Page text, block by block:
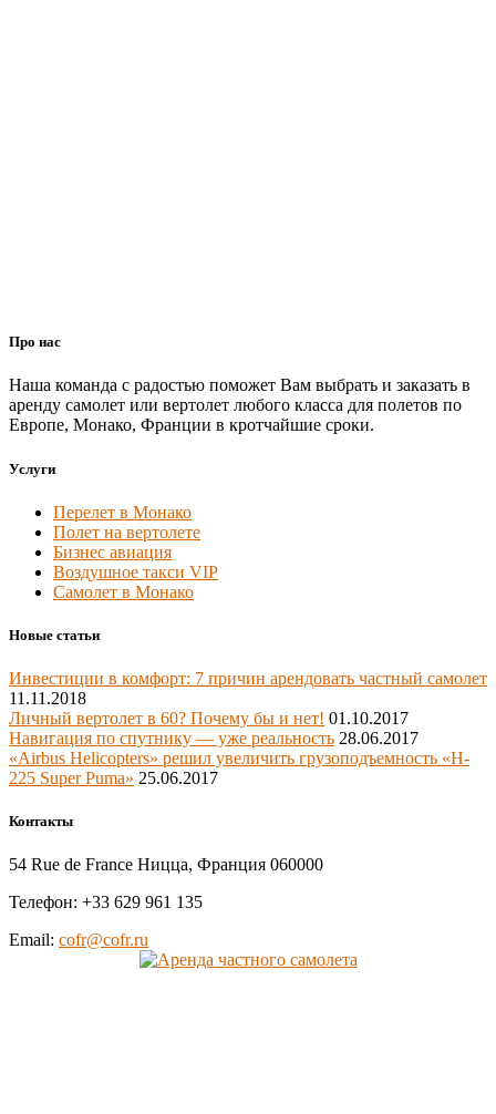
Про нас
Наша команда с радостью поможет Вам выбрать и заказать в
аренду самолет или вертолет любого класса для полетов по
Европе, Монако, Франции в кротчайшие сроки.
Услуги
Перелет в Монако
Полет на вертолете
Бизнес авиация
Воздушное такси VIP
Самолет в Монако
Новые статьи
Инвестиции в комфорт: 7 причин арендовать частный самолет
11.11.2018
Личный вертолет в 60? Почему бы и нет! 01.10.2017
Навигация по спутнику — уже реальность 28.06.2017
«Airbus Helicopters» решил увеличить грузоподъемность «H-
225 Super Puma» 25.06.2017
Контакты
54 Rue de France Ницца, Франция 060000
Телефон: +33 629 961 135
Email: cofr@cofr.ru